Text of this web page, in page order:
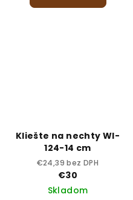
Kliešte na nechty WI-
124-14 cm
€24,39 bez DPH
€30
Skladom